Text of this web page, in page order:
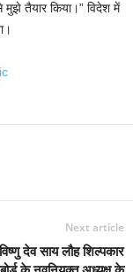
मुझे तैयार किया।” विदेश में
Next article
देव साय लौह शिल्पकार